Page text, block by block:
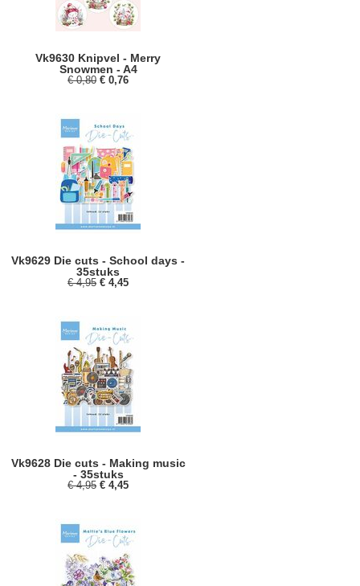
Vk9630 Knipvel - Merry
Snowmen - A4
€ 0,80 € 0,76
Vk9629 Die cuts - School days -
35stuks
€ 4,95 € 4,45
Vk9628 Die cuts - Making music
- 35stuks
€ 4,95 € 4,45